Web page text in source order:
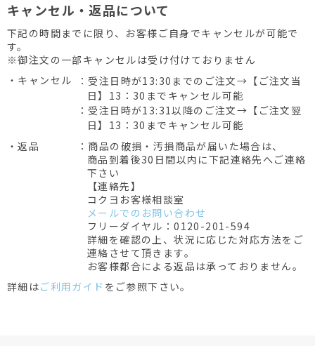
キャンセル・返品について
下記の時間までに限り、お客様ご自身でキャンセルが可能で
す。
※御注文の一部キャンセルは受け付けておりません
・キャンセル
：受注日時が13:30までのご注文→【ご注文当
日】13：30までキャンセル可能
：受注日時が13:31以降のご注文→【ご注文翌
日】13：30までキャンセル可能
・返品
：商品の破損・汚損商品が届いた場合は、
商品到着後30日間以内に下記連絡先へご連絡
下さい
【連絡先】
コクヨお客様相談室
メールでのお問い合わせ
フリーダイヤル：0120-201-594
詳細を確認の上、状況に応じた対応方法をご
連絡させて頂きます。
お客様都合による返品は承っておりません。
詳細はご利用ガイド をご参照下さい。